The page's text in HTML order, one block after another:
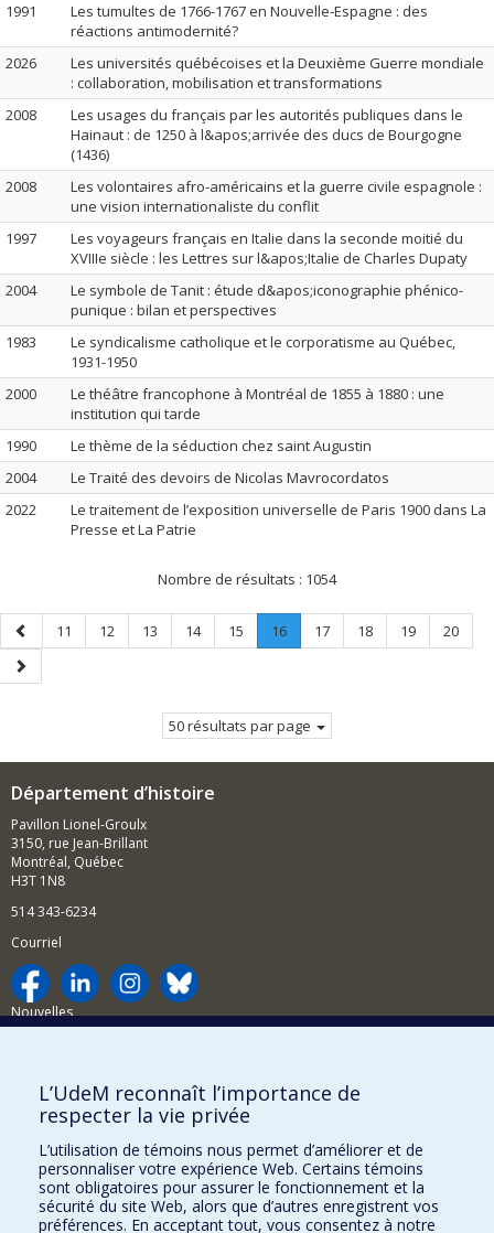
1991
Les tumultes de 1766-1767 en Nouvelle-Espagne : des
réactions antimodernité?
2026
Les universités québécoises et la Deuxième Guerre mondiale
: collaboration, mobilisation et transformations
2008
Les usages du français par les autorités publiques dans le
Hainaut : de 1250 à l&apos;arrivée des ducs de Bourgogne
(1436)
2008
Les volontaires afro-américains et la guerre civile espagnole :
une vision internationaliste du conflit
1997
Les voyageurs français en Italie dans la seconde moitié du
XVIIIe siècle : les Lettres sur l&apos;Italie de Charles Dupaty
2004
Le symbole de Tanit : étude d&apos;iconographie phénico-
punique : bilan et perspectives
1983
Le syndicalisme catholique et le corporatisme au Québec,
1931-1950
2000
Le théâtre francophone à Montréal de 1855 à 1880 : une
institution qui tarde
1990
Le thème de la séduction chez saint Augustin
2004
Le Traité des devoirs de Nicolas Mavrocordatos
2022
Le traitement de l’exposition universelle de Paris 1900 dans La
Presse et La Patrie
Nombre de résultats : 1054
Page
précédente
Page
11 Page
12 Page
13 Page
14 Page
15 Page
16.
Page
Page
17 Page
18 Page
19 Page
20
Page
suivante
50 résultats par page
Département d’histoire
Pavillon Lionel-Groulx
3150, rue Jean-Brillant
Montréal, Québec
H3T 1N8
514 343-6234
Courriel
Nouvelles
Comment soutenir le Département?
BESOIN D'AIDE?
Plan du site
Signaler une erreur
Accessibilité
L’UdeM reconnaît l’importance de
respecter la vie privée
L’utilisation de témoins nous permet d’améliorer et de
personnaliser votre expérience Web. Certains témoins
sont obligatoires pour assurer le fonctionnement et la
sécurité du site Web, alors que d’autres enregistrent vos
préférences. En acceptant tout, vous consentez à notre